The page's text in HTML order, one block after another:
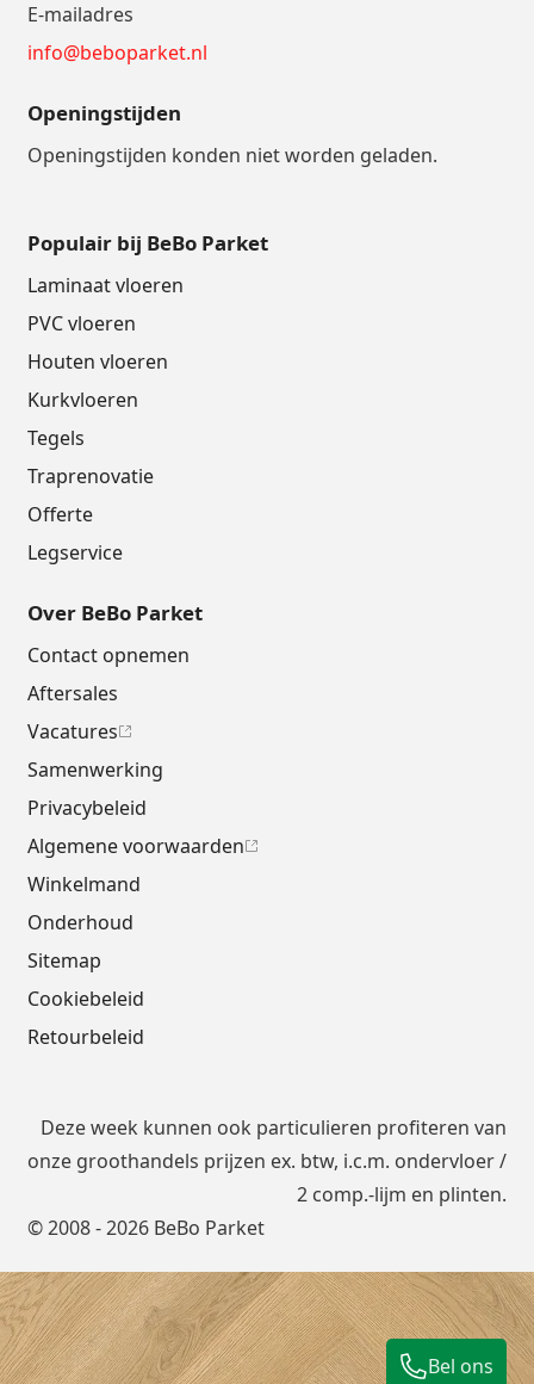
E-mailadres
info@beboparket.nl
Openingstijden
Openingstijden konden niet worden geladen.
Populair bij BeBo Parket
Laminaat vloeren
PVC vloeren
Houten vloeren
Kurkvloeren
Tegels
Traprenovatie
Offerte
Legservice
Over BeBo Parket
Contact opnemen
Aftersales
Vacatures
Samenwerking
Privacybeleid
Algemene voorwaarden
Winkelmand
Onderhoud
Sitemap
Cookiebeleid
Retourbeleid
© 2008 - 2026 BeBo Parket
Deze week kunnen ook particulieren profiteren van
onze groothandels prijzen ex. btw, i.c.m. ondervloer/
2 comp.-lijm en plinten.
Bel ons